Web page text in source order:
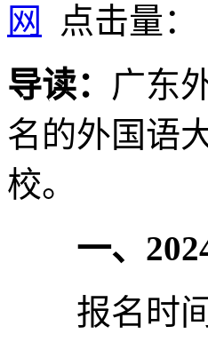
网
点击量：
导读： 广东
名的外国语
校。
一、
报名时间